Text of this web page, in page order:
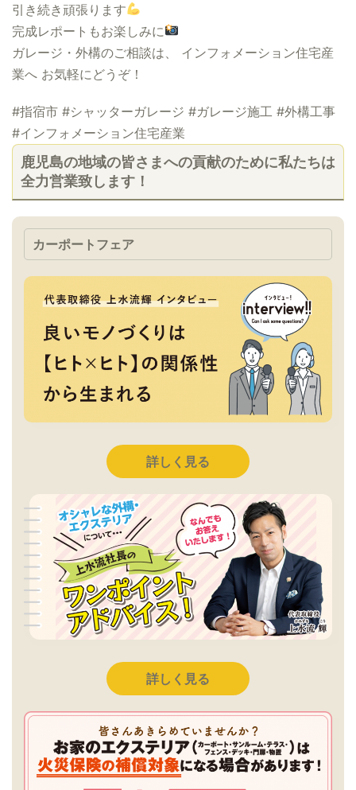
引き続き頑張ります
完成レポートもお楽しみに
ガレージ・外構のご相談は、 インフォメーション住宅産
業へ お気軽にどうぞ！
#指宿市 #シャッターガレージ #ガレージ施工 #外構工事
#インフォメーション住宅産業
鹿児島の地域の皆さまへの貢献のために私たちは
全力営業致します！
カーポートフェア
詳しく見る
詳しく見る